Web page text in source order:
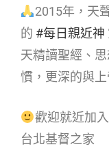
2015年，天
的 #每日親近神
天精讀聖經、
慣，更深的與上
歡迎就近加入
台北基督之家